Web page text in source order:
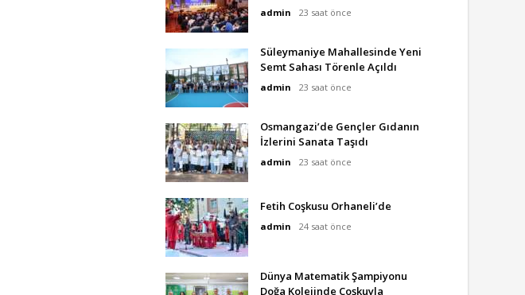
admin 23 saat önce
Süleymaniye Mahallesinde Yeni
Semt Sahası Törenle Açıldı
admin 23 saat önce
Osmangazi’de Gençler Gıdanın
İzlerini Sanata Taşıdı
admin 23 saat önce
Fetih Coşkusu Orhaneli’de
admin 24 saat önce
Dünya Matematik Şampiyonu
Doğa Kolejinde Coşkuyla